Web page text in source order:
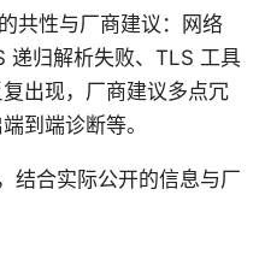
共性与厂商建议：网络
递归解析失败、TLS 工具
出现，厂商建议多点冗
到端诊断等。
结合实际公开的信息与厂